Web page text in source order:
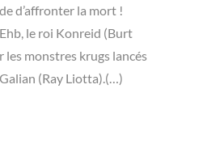
d’affronter la mort !
le roi Konreid (Burt
monstres krugs lancés
(Ray Liotta).(…)